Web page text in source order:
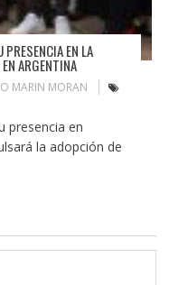
EN LA
ARGENTINA
MARIN MORAN
presencia en
la adopción de